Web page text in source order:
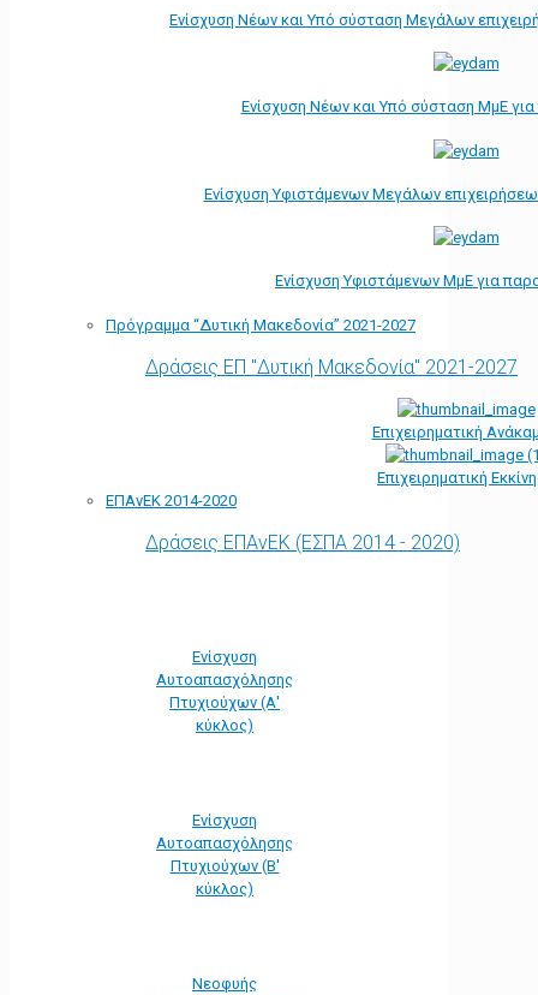
Ενίσχυση Νέων και Υπό σύσταση Μεγάλων
Ενίσχυση Νέων και Υπό σύσταση ΜμΕ
Ενίσχυση Υφιστάμενων Μεγάλων
Ενίσχυση Υφιστάμενων ΜμΕ για
Πρόγραμμα “Δυτική Μακεδονία” 2021-2027
Δράσεις ΕΠ "Δυτική Μακεδονία" 2021-2027
Επιχειρηματική
Επιχειρηματική
ΕΠΑνΕΚ 2014-2020
Δράσεις ΕΠΑνΕΚ (ΕΣΠΑ 2014 - 2020)
Ενίσχυση
Αυτοαπασχόλησης
Πτυχιούχων (Α'
κύκλος)
Ενίσχυση
Αυτοαπασχόλησης
Πτυχιούχων (Β'
κύκλος)
Νεοφυής